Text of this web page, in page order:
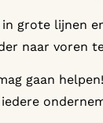
grote lijnen
naar voren
gaan